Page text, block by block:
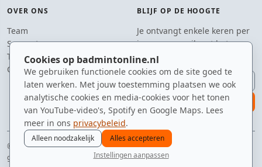
Cookies op badmintonline.nl
We gebruiken functionele cookies om de site goed te
laten werken. Met jouw toestemming plaatsen we ook
analytische cookies en media-cookies voor het tonen
van YouTube-video's, Spotify en Google Maps. Lees
meer in ons privacybeleid.
Alleen noodzakelijk
Alles accepteren
Instellingen aanpassen
OVER ONS
Team
Supporters
Tip de redactie
Contact
BLIJF OP DE HOOGTE
Je ontvangt enkele keren per
jaar een e-mail met het
laatste badmintonnieuws.
E-mailadres
aanmelden
© 2010–2026 badmintonline.nl · getest op snelheid, precisie en een beetje
geluk
spelers ranglijst zomer